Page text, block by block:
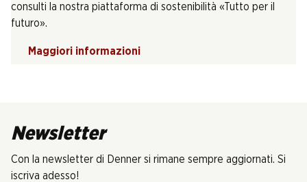
consulti la nostra piattaforma di sostenibilità «Tutto per il
futuro».
Maggiori informazioni
Newsletter
Con la newsletter di Denner si rimane sempre aggiornati. Si
iscriva adesso!